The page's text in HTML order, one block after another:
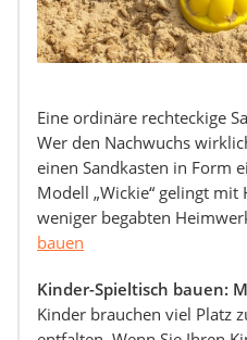
Eine ordinäre rechteckige
Wer den Nachwuchs
einen Sandkasten in Form
Modell „Wickie“ gelingt
weniger begabten
bauen
Kinder-Spieltisch bauen:
Kinder brauchen viel Platz